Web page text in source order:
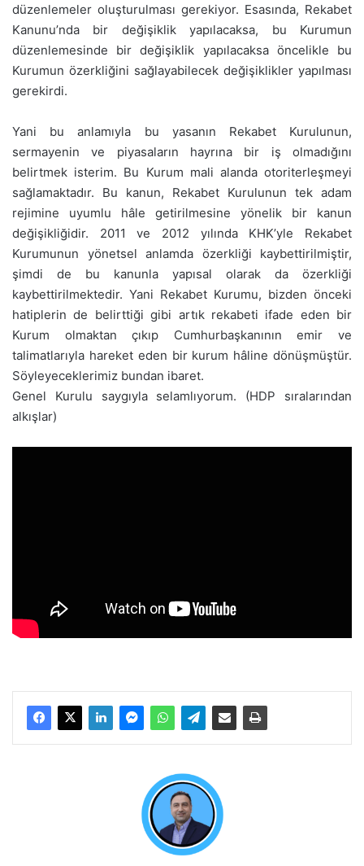
düzenlemeler oluşturulması gerekiyor. Esasında, Rekabet
Kanunu’nda bir değişiklik yapılacaksa, bu Kurumun
düzenlemesinde bir değişiklik yapılacaksa öncelikle bu
Kurumun özerkliğini sağlayabilecek değişiklikler yapılması
gerekirdi.
Yani bu anlamıyla bu yasanın Rekabet Kurulunun,
sermayenin ve piyasaların hayrına bir iş olmadığını
belirtmek isterim. Bu Kurum mali alanda otoriterleşmeyi
sağlamaktadır. Bu kanun, Rekabet Kurulunun tek adam
rejimine uyumlu hâle getirilmesine yönelik bir kanun
değişikliğidir. 2011 ve 2012 yılında KHK’yle Rekabet
Kurumunun yönetsel anlamda özerkliği kaybettirilmiştir,
şimdi de bu kanunla yapısal olarak da özerkliği
kaybettirilmektedir. Yani Rekabet Kurumu, bizden önceki
hatiplerin de belirttiği gibi artık rekabeti ifade eden bir
Kurum olmaktan çıkıp Cumhurbaşkanının emir ve
talimatlarıyla hareket eden bir kurum hâline dönüşmüştür.
Söyleyeceklerimiz bundan ibaret.
Genel Kurulu saygıyla selamlıyorum. (HDP sıralarından
alkışlar)